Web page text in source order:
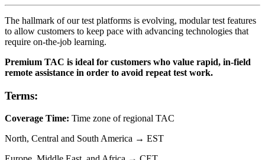
The hallmark of our test platforms is evolving, modular test features
to allow customers to keep pace with advancing technologies that
require on-the-job learning.
Premium TAC is ideal for customers who value rapid, in-field
remote assistance in order to avoid repeat test work.
Terms:
Coverage Time: Time zone of regional TAC
North, Central and South America → EST